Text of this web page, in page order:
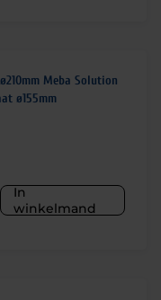
Meba Solution
ø155mm
In
winkelmand